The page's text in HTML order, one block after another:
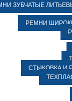
ЗУБЧАТЫЕ
РЕМНИ
СТЫКОВКА И